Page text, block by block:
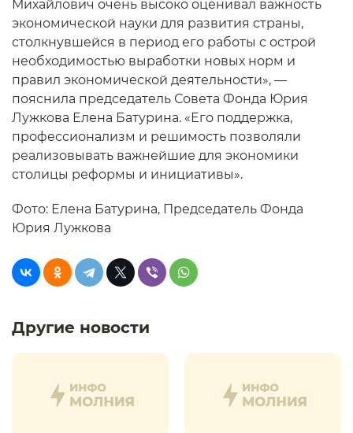
Михайлович очень высоко оценивал важность
экономической науки для развития страны,
столкнувшейся в период его работы с острой
необходимостью выработки новых норм и
правил экономической деятельности», —
пояснила председатель Совета Фонда Юрия
Лужкова Елена Батурина. «Его поддержка,
профессионализм и решимость позволяли
реализовывать важнейшие для экономики
столицы реформы и инициативы».
Фото: Елена Батурина, Председатель Фонда
Юрия Лужкова
Другие новости